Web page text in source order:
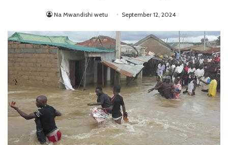
Na Mwandishi wetu September 12, 2024